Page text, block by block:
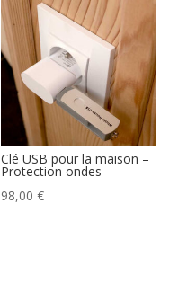
Clé USB pour la maison –
Protection ondes
98,00€